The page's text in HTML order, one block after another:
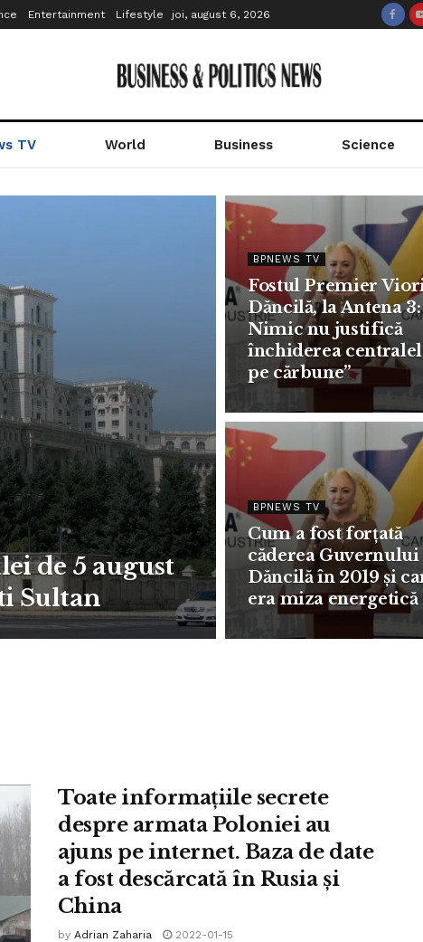
Entertainment Lifestyle joi, august 6, 2026
TV World Business Science
de 5 august
Sultan
BPNEWS TV
Fostul Premier
Dăncilă, la Antena 3:
Nimic nu justifică
închiderea
pe cărbune”
BPNEWS TV
Cum a fost forțată
căderea Guvernului
Dăncilă în 2019 și
era miza energetică
Toate informațiile secrete
despre armata Poloniei au
ajuns pe internet. Baza de date
a fost descărcată în Rusia și
China
by Adrian Zaharia 2022-01-15